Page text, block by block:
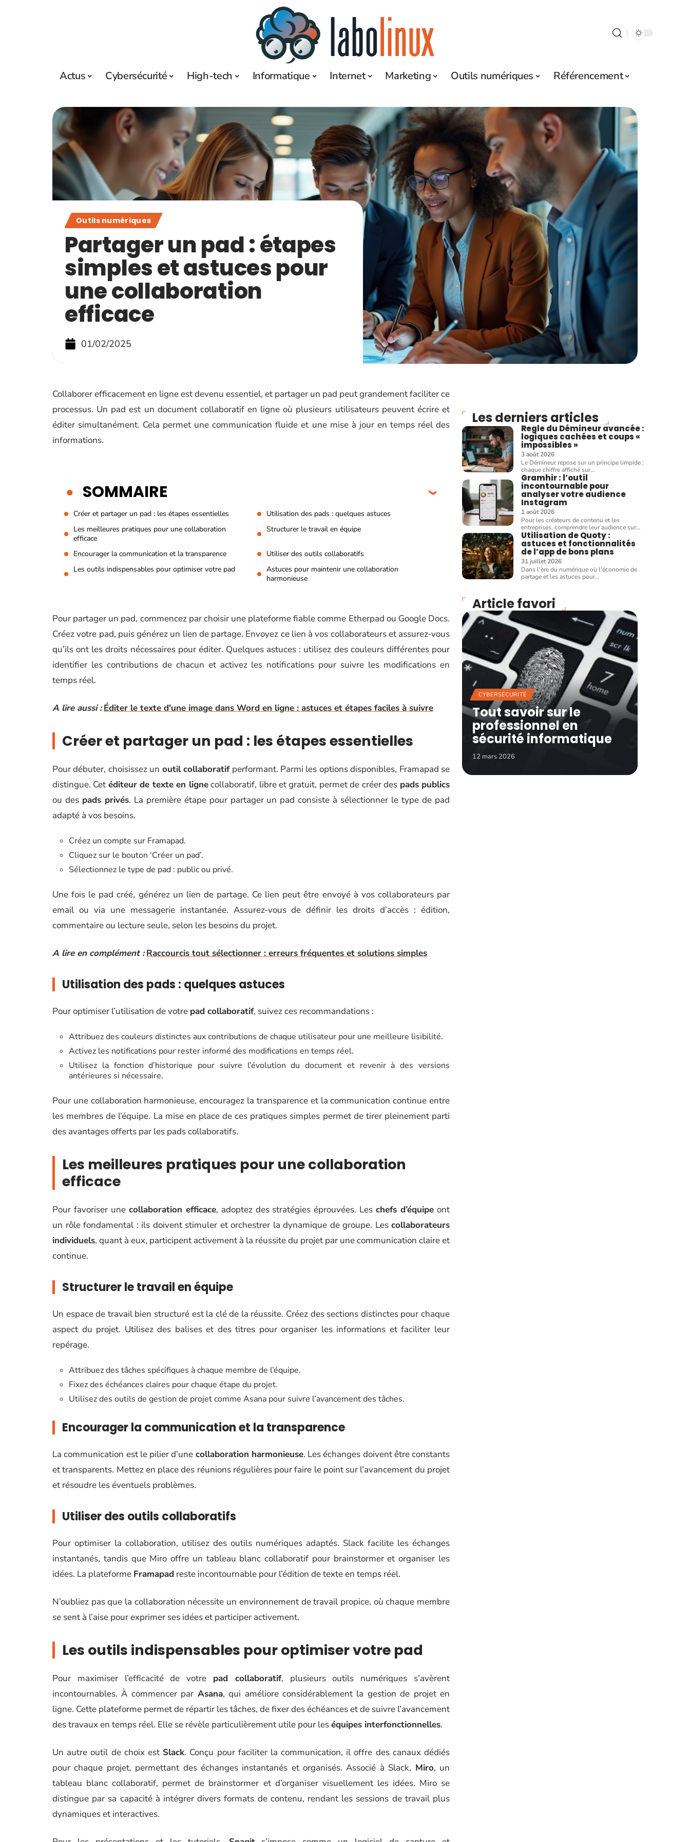
Actus Cybersécurité High-tech Informatique Internet Marketing Outils numériques Référencement
Outils numériques
Partager un pad : étapes
simples et astuces pour
une collaboration
efficace
01/02/2025
Collaborer efficacement en ligne est devenu essentiel, et partager un pad peut grandement faciliter ce
processus. Un pad est un document collaboratif en ligne où plusieurs utilisateurs peuvent écrire et
éditer simultanément. Cela permet une communication fluide et une mise à jour en temps réel des
informations.
SOMMAIRE
Créer et partager un pad : les étapes essentielles
Utilisation des pads : quelques astuces
Les meilleures pratiques pour une collaboration
efficace
Structurer le travail en équipe
Encourager la communication et la transparence
Utiliser des outils collaboratifs
Les outils indispensables pour optimiser votre pad
Astuces pour maintenir une collaboration
harmonieuse
Pour partager un pad, commencez par choisir une plateforme fiable comme Etherpad ou Google Docs.
Créez votre pad, puis générez un lien de partage. Envoyez ce lien à vos collaborateurs et assurez-vous
qu’ils ont les droits nécessaires pour éditer. Quelques astuces : utilisez des couleurs différentes pour
identifier les contributions de chacun et activez les notifications pour suivre les modifications en
temps réel.
A lire aussi : Éditer le texte d'une image dans Word en ligne : astuces et étapes faciles à suivre
Créer et partager un pad : les étapes essentielles
Pour débuter, choisissez un outil collaboratifperformant. Parmi les options disponibles, Framapad se
distingue. Cet éditeur de texte en lignecollaboratif, libre et gratuit, permet de créer des pads publics
ou des pads privés. La première étape pour partager un pad consiste à sélectionner le type de pad
adapté à vos besoins.
Créez un compte sur Framapad.
Cliquez sur le bouton ‘Créer un pad’.
Sélectionnez le type de pad : public ou privé.
Une fois le pad créé, générez un lien de partage. Ce lien peut être envoyé à vos collaborateurs par
email ou via une messagerie instantanée. Assurez-vous de définir les droits d’accès : édition,
commentaire ou lecture seule, selon les besoins du projet.
A lire en complément : Raccourcis tout sélectionner : erreurs fréquentes et solutions simples
Utilisation des pads : quelques astuces
Pour optimiser l’utilisation de votre pad collaboratif, suivez ces recommandations :
Attribuez des couleurs distinctes aux contributions de chaque utilisateur pour une meilleure lisibilité.
Activez les notifications pour rester informé des modifications en temps réel.
Utilisez la fonction d’historique pour suivre l’évolution du document et revenir à des versions
antérieures si nécessaire.
Pour une collaboration harmonieuse, encouragez la transparence et la communication continue entre
les membres de l’équipe. La mise en place de ces pratiques simples permet de tirer pleinement parti
des avantages offerts par les pads collaboratifs.
Les meilleures pratiques pour une collaboration
efficace
Pour favoriser une collaboration efficace, adoptez des stratégies éprouvées. Leschefs d’équipe ont
un rôle fondamental : ils doivent stimuler et orchestrer la dynamique de groupe. Les collaborateurs
individuels, quant à eux, participent activement à la réussite du projet par une communication claire et
continue.
Structurer le travail en équipe
Un espace de travail bien structuré est la clé de la réussite. Créez des sections distinctes pour chaque
aspect du projet. Utilisez des balises et des titres pour organiser les informations et faciliter leur
repérage.
Attribuez des tâches spécifiques à chaque membre de l’équipe.
Fixez des échéances claires pour chaque étape du projet.
Utilisez des outils de gestion de projet comme Asana pour suivre l’avancement des tâches.
Encourager la communication et la transparence
La communication est le pilier d’une collaboration harmonieuse. Les échanges doivent être constants
et transparents. Mettez en place des réunions régulières pour faire le point sur l’avancement du projet
et résoudre les éventuels problèmes.
Utiliser des outils collaboratifs
Pour optimiser la collaboration, utilisez des outils numériques adaptés. Slack facilite les échanges
instantanés, tandis que Miro offre un tableau blanc collaboratif pour brainstormer et organiser les
idées. La plateforme Framapad reste incontournable pour l’édition de texte en temps réel.
N’oubliez pas que la collaboration nécessite un environnement de travail propice, où chaque membre
se sent à l’aise pour exprimer ses idées et participer activement.
Les outils indispensables pour optimiser votre pad
Pour maximiser l’efficacité de votre pad collaboratif, plusieurs outils numériques s’avèrent
incontournables. À commencer par Asana, qui améliore considérablement la gestion de projet en
ligne. Cette plateforme permet de répartir les tâches, de fixer des échéances et de suivre l’avancement
des travaux en temps réel. Elle se révèle particulièrement utile pour leséquipes interfonctionnelles.
Un autre outil de choix est Slack. Conçu pour faciliter la communication, il offre des canaux dédiés
pour chaque projet, permettant des échanges instantanés et organisés. Associé à Slack, Miro, un
tableau blanc collaboratif, permet de brainstormer et d’organiser visuellement les idées. Miro se
distingue par sa capacité à intégrer divers formats de contenu, rendant les sessions de travail plus
dynamiques et interactives.
Les derniers articles
Regle du Démineur avancée :
logiques cachées et coups «
impossibles »
3 août 2026
Le Démineur repose sur un principe limpide :
chaque chiffre affiché sur…
Gramhir : l’outil
incontournable pour
analyser votre audience
Instagram
1 août 2026
Pour les créateurs de contenu et les
entreprises, comprendre leur audience sur…
Utilisation de Quoty :
astuces et fonctionnalités
de l’app de bons plans
31 juillet 2026
Dans l'ère du numérique où l'économie de
partage et les astuces pour…
Article favori
CYBERSÉCURITÉ
Tout savoir sur le
professionnel en
sécurité informatique
12 mars 2026